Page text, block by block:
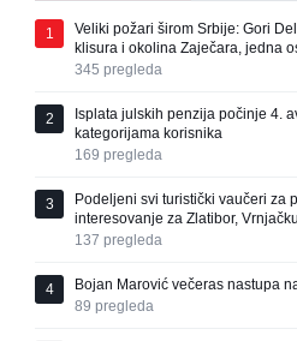
1
Veliki požari širom Srbije: Gori
klisura i okolina Zaječara, jedna
345 pregleda
2
Isplata julskih penzija počinje 4.
kategorijama korisnika
169 pregleda
3
Podeljeni svi turistički vaučeri za
interesovanje za Zlatibor,
137 pregleda
4
Bojan Marović večeras nastupa
89 pregleda